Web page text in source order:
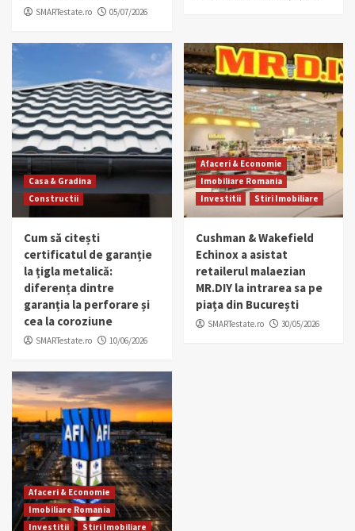
SMARTestate.ro 05/07/2026
Casa & Gradina
Constructii
Cum să citești
certificatul de garanție
la țigla metalică:
diferența dintre
garanția la perforare și
cea la coroziune
SMARTestate.ro 10/06/2026
Afaceri & Economie
Imobiliare Romania
Investitii
Stiri Imobiliare
Cushman & Wakefield
Echinox a asistat
retailerul malaezian
MR.DIY la intrarea sa pe
piața din București
SMARTestate.ro 30/05/2026
Afaceri & Economie
Imobiliare Romania
Investitii
Stiri Imobiliare